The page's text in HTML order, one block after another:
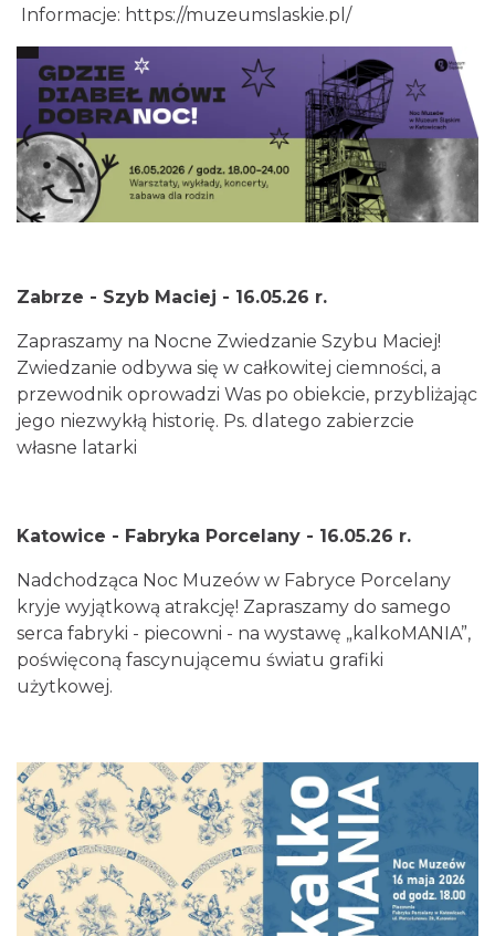
Informacje: https://muzeumslaskie.pl/
Zabrze - Szyb Maciej - 16.05.26 r.
Zapraszamy na Nocne Zwiedzanie Szybu Maciej!
Zwiedzanie odbywa się w całkowitej ciemności, a
przewodnik oprowadzi Was po obiekcie, przybliżając
jego niezwykłą historię. Ps. dlatego zabierzcie
własne latarki
Katowice - Fabryka Porcelany - 16.05.26 r.
Nadchodząca Noc Muzeów w Fabryce Porcelany
kryje wyjątkową atrakcję! Zapraszamy do samego
serca fabryki - piecowni - na wystawę „kalkoMANIA”,
poświęconą fascynującemu światu grafiki
użytkowej.